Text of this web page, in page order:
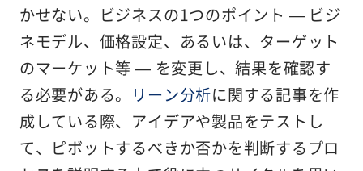
かせない。ビジネスの1つのポイント — ビジ
ネモデル、価格設定、あるいは、ターゲット
のマーケット等 — を変更し、結果を確認す
る必要がある。
リーン分析に関する記事を作
成している際、アイデアや製品をテストし
て、ピボットするべきか否かを判断するプロ